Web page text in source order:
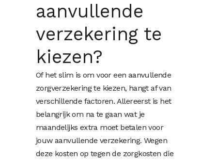
aanvullende
verzekering te
kiezen?
Of het slim is om voor een aanvullende
zorgverzekering te kiezen, hangt af van
verschillende factoren. Allereerst is het
belangrijk om na te gaan wat je
maandelijks extra moet betalen voor
jouw aanvullende verzekering. Wegen
deze kosten op tegen de zorgkosten die